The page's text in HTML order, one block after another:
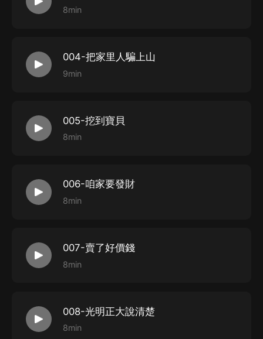
8min
004-把家里人騙上山
9min
005-挖到寶貝
8min
006-咱家要發財
8min
007-賣了好價錢
8min
008-光明正大說清楚
8min